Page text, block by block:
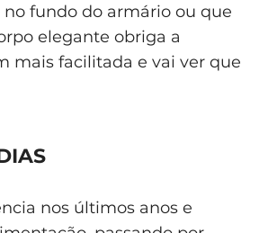
fundo do armário ou que
elegante obriga a
mais facilitada e vai ver que
nos últimos anos e